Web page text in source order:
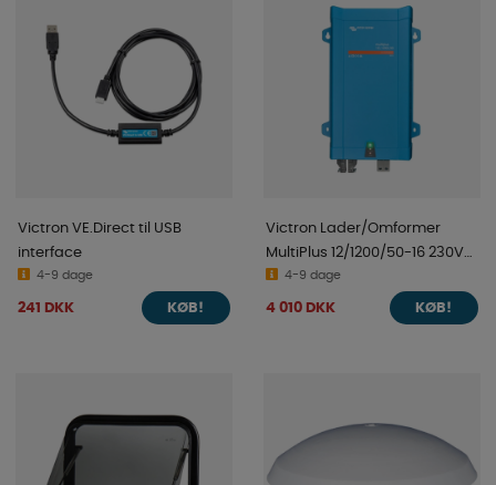
Victron VE.Direct til USB
interface
4-9 dage
241 DKK KØB!
Victron Lader/Omformer
MultiPlus 12/1200/50-16 230V
VE.Bus
4-9 dage
4 010 DKK KØB!